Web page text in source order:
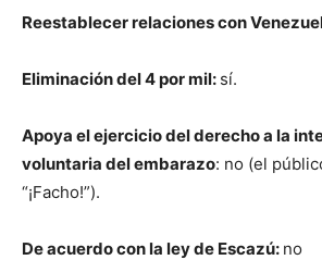
Reestablecer relaciones con
Eliminación del 4 por mil: sí.
Apoya el ejercicio del derecho a la
voluntaria del embarazo: no (el
“¡Facho!”).
De acuerdo con la ley de Escazú: no